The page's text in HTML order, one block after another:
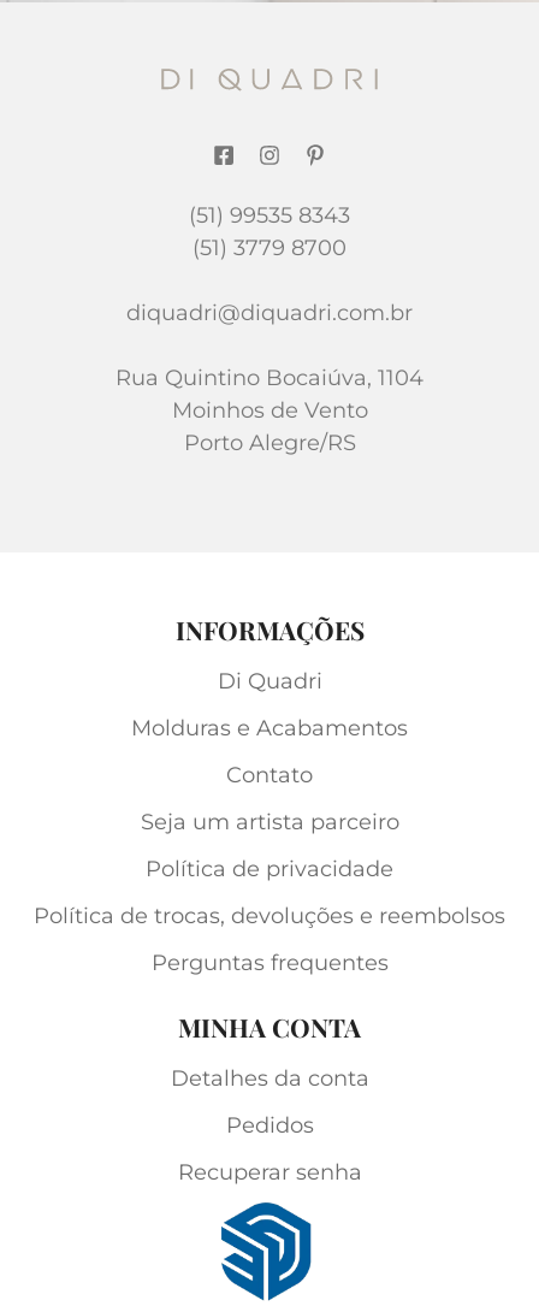
(51) 99535 8343
(51) 3779 8700
diquadri@diquadri.com.br
Rua Quintino Bocaiúva, 1104
Moinhos de Vento
Porto Alegre/RS
INFORMAÇÕES
Di Quadri
Molduras e Acabamentos
Contato
Seja um artista parceiro
Política de privacidade
Política de trocas, devoluções e reembolsos
Perguntas frequentes
MINHA CONTA
Detalhes da conta
Pedidos
Recuperar senha